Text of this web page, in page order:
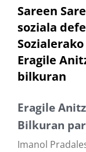
Sareen
soziala
Eragile
bilkuran
Eragile
Bilkuran
Imanol